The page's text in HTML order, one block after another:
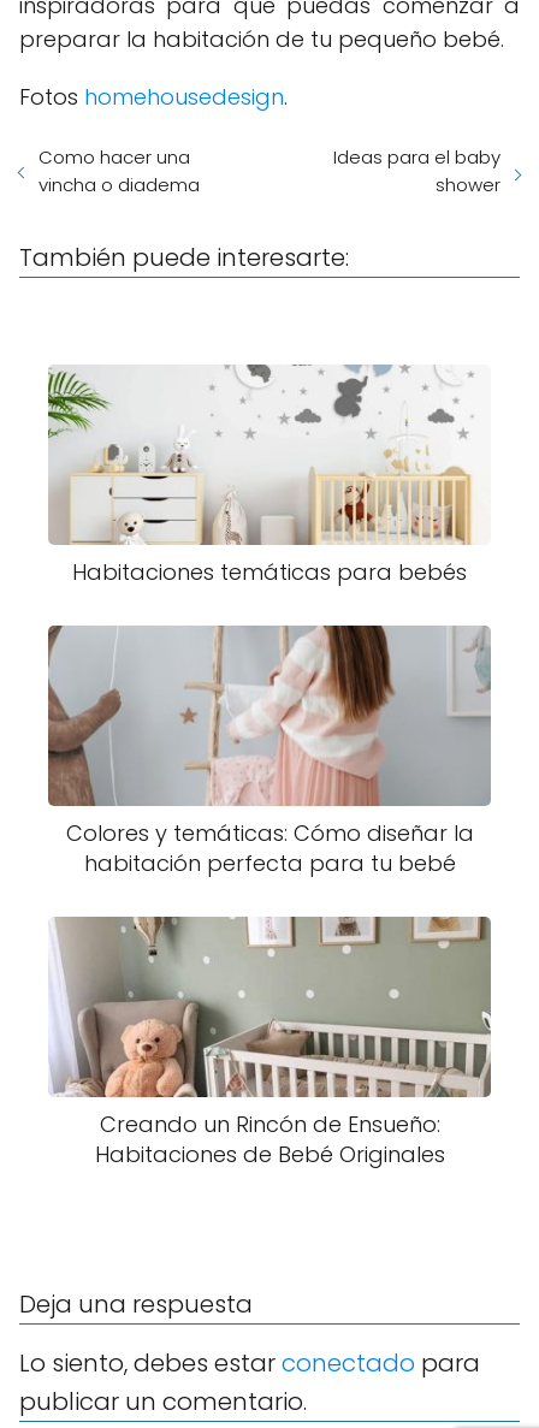
preparar la habitación de tu pequeño bebé.
Fotos homehousedesign.
Como hacer una
vincha o diadema
Ideas para el baby
shower
También puede interesarte:
Habitaciones temáticas para bebés
Colores y temáticas: Cómo diseñar la
habitación perfecta para tu bebé
Creando un Rincón de Ensueño:
Habitaciones de Bebé Originales
Deja una respuesta
Lo siento, debes estarconectado para
publicar un comentario.